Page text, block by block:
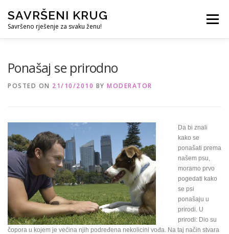
content
SAVRŠENI KRUG
Savršeno rješenje za svaku ženu!
Menu
Ponašaj se prirodno
POSTED ON 21/10/2010 BY MODERATOR
Da bi znali
kako se
ponašati prema
našem psu,
moramo prvo
pogedati kako
se psi
ponašaju u
prirodi. U
prirodi: Dio su
čopora u kojem je većina njih podređena nekolicini vođa. Na taj način stvara